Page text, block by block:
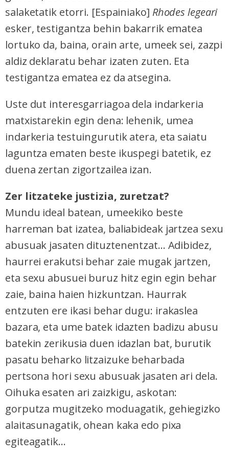
salaketatik etorri. [Espainiako] Rhodes legeari
esker, testigantza behin bakarrik ematea
lortuko da, baina, orain arte, umeek sei, zazpi
aldiz deklaratu behar izaten zuten. Eta
testigantza ematea ez da atsegina.
Uste dut interesgarriagoa dela indarkeria
matxistarekin egin dena: lehenik, umea
indarkeria testuingurutik atera, eta saiatu
laguntza ematen beste ikuspegi batetik, ez
duena zertan zigortzailea izan.
Zer litzateke justizia, zuretzat?
Mundu ideal batean, umeekiko beste
harreman bat izatea, baliabideak jartzea sexu
abusuak jasaten dituztenentzat... Adibidez,
haurrei erakutsi behar zaie mugak jartzen,
eta sexu abusuei buruz hitz egin egin behar
zaie, baina haien hizkuntzan. Haurrak
entzuten ere ikasi behar dugu: irakaslea
bazara, eta ume batek idazten badizu abusu
batekin zerikusia duen idazlan bat, burutik
pasatu beharko litzaizuke beharbada
pertsona hori sexu abusuak jasaten ari dela.
Oihuka esaten ari zaizkigu, askotan:
gorputza mugitzeko moduagatik, gehiegizko
alaitasunagatik, ohean kaka edo pixa
egiteagatik...